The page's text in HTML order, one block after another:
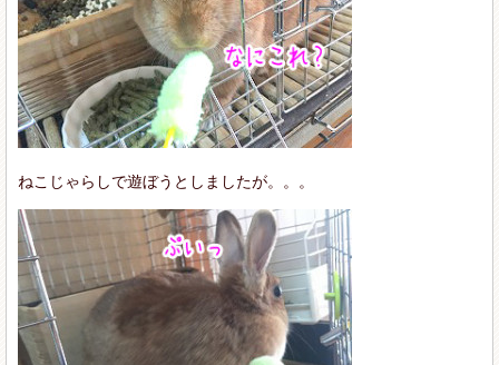
ねこじゃらしで遊ぼうとしましたが。。。